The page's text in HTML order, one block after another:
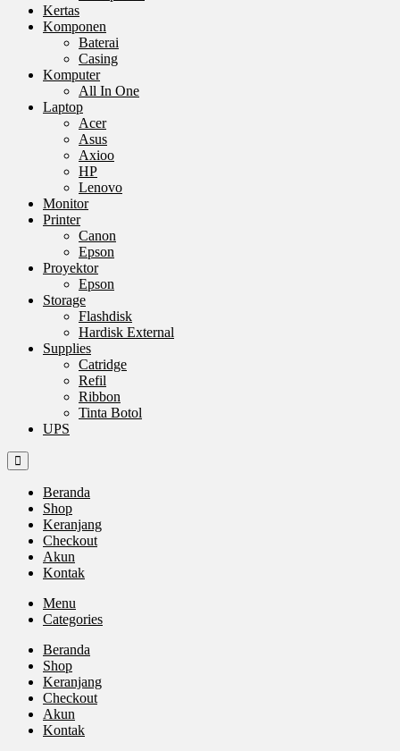
Kertas
Komponen
Baterai
Casing
Komputer
All In One
Laptop
Acer
Asus
Axioo
HP
Lenovo
Monitor
Printer
Canon
Epson
Proyektor
Epson
Storage
Flashdisk
Hardisk External
Supplies
Catridge
Refil
Ribbon
Tinta Botol
UPS
Beranda
Shop
Keranjang
Checkout
Akun
Kontak
Menu
Categories
Beranda
Shop
Keranjang
Checkout
Akun
Kontak